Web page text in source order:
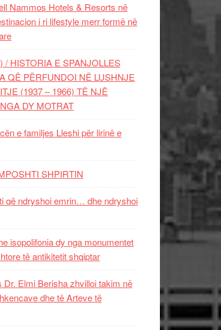
Nammos Hotels & Resorts në
i ri lifestyle merr formë në
/ HISTORIA E SPANJOLLES
QË PËRFUNDOI NË LUSHNJE
(1937 – 1966) TË NJË
DY MOTRAT
e familjes Lleshi për lirinë e
SHPIRTIN
që ndryshoi emrin… dhe ndryshoi
isopolifonia dy nga monumentet
të antikitetit shqiptar
Dr. Elmi Berisha zhvilloi takim në
dhe të Arteve të